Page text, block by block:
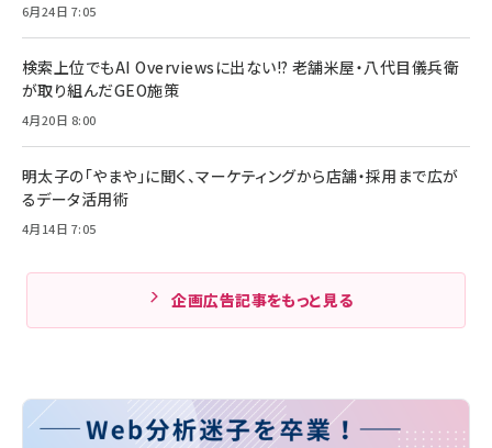
6月24日 7:05
検索上位でもAI Overviewsに出ない!? 老舗米屋・八代目儀兵衛
が取り組んだGEO施策
4月20日 8:00
明太子の「やまや」に聞く、マーケティングから店舗・採用まで広が
るデータ活用術
4月14日 7:05
企画広告記事をもっと見る